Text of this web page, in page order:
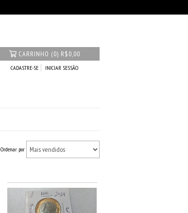
CARRINHO (0) R$0,00
CADASTRE-SE INICIAR SESSÃO
Ordenar por